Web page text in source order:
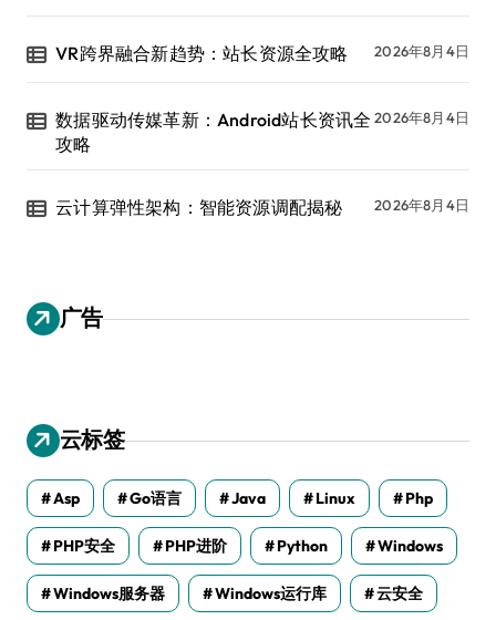
VR跨界融合新趋势：站长资源全攻略 2026年8月4日
数据驱动传媒革新：Android站长资讯全
攻略
2026年8月4日
云计算弹性架构：智能资源调配揭秘 2026年8月4日
广告
云标签
Asp Go语言 Java Linux Php
PHP安全 PHP进阶 Python Windows
Windows服务器 Windows运行库 云安全